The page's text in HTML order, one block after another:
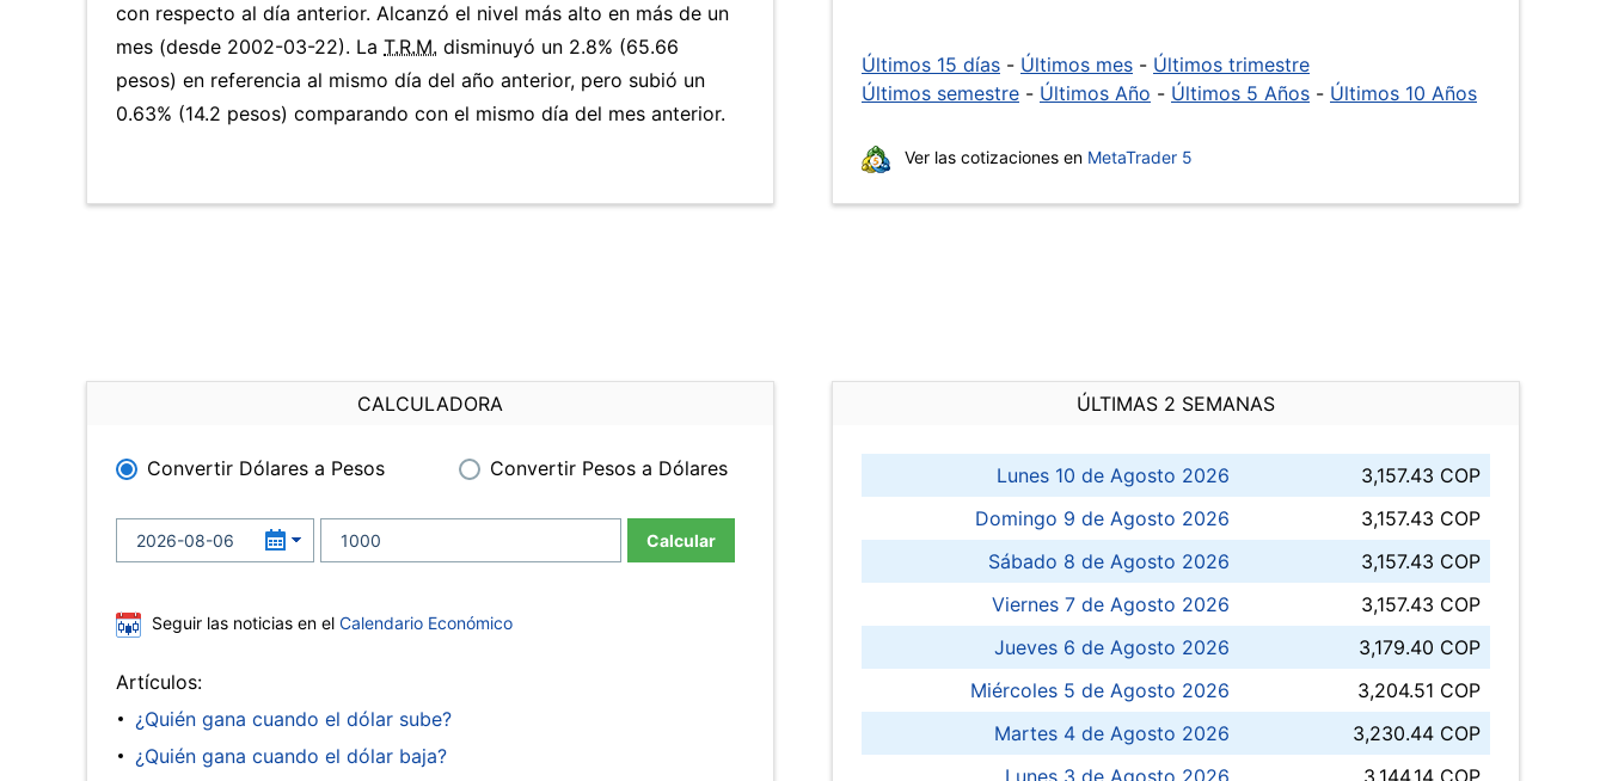
con respecto al día anterior. Alcanzó el nivel más alto en más de un
mes (desde 2002-03-22). La T.R.M. disminuyó un 2.8% (65.66
pesos) en referencia al mismo día del año anterior, pero subió un
0.63% (14.2 pesos) comparando con el mismo día del mes anterior.
Últimos 15 días - Últimos mes - Últimos trimestre
Últimos semestre - Últimos Año - Últimos 5 Años - Últimos 10 Años
Ver las cotizaciones en MetaTrader 5
CALCULADORA
Convertir Dólares a Pesos Convertir Pesos a Dólares
Calcular
Seguir las noticias en el Calendario Económico
Artículos:
¿Quién gana cuando el dólar sube?
¿Quién gana cuando el dólar baja?
ÚLTIMAS 2 SEMANAS
Lunes 10 de Agosto 2026
3,157.43 COP
Domingo 9 de Agosto 2026
3,157.43 COP
Sábado 8 de Agosto 2026
3,157.43 COP
Viernes 7 de Agosto 2026
3,157.43 COP
Jueves 6 de Agosto 2026
3,179.40 COP
Miércoles 5 de Agosto 2026
3,204.51 COP
Martes 4 de Agosto 2026
3,230.44 COP
Lunes 3 de Agosto 2026
3,144.14 COP